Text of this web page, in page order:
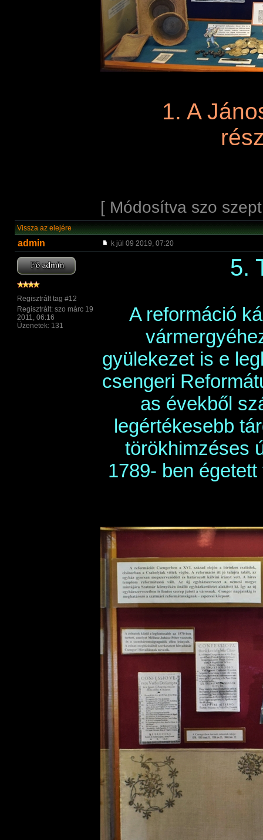
1. A
[ Módosítva szo
Vissza az elejére
admin k júl 09 2019, 07:20
Regisztrált tag #12
Regisztrált: szo márc 19
2011, 06:16
Üzenetek: 131
5.
A reformáció
gyülekezet is e
csengeri
as évekből
legértékesebb
törökhimzéses
1789- ben